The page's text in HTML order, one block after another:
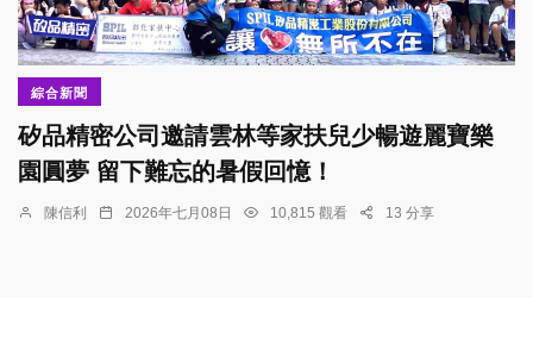
綜合新聞
矽品精密公司邀請雲林等家扶兒少暢遊麗寶樂
園圓夢 留下難忘的暑假回憶！
陳信利 2026年七月08日 10,815 觀看 13 分享